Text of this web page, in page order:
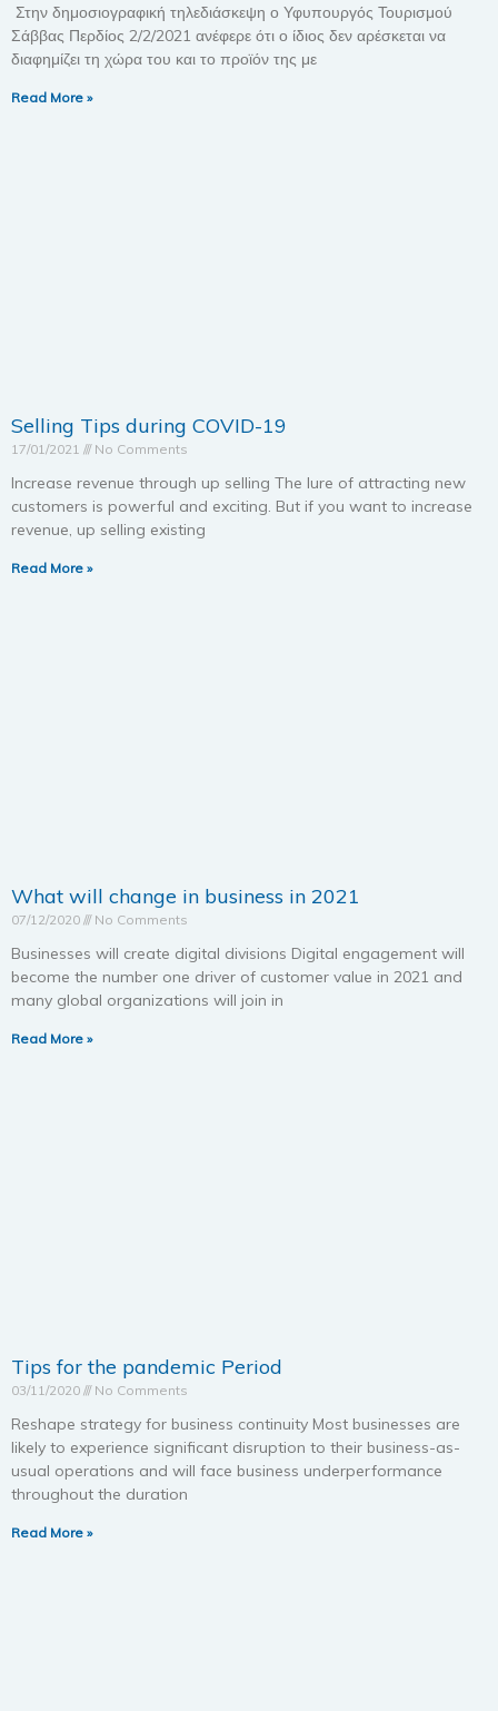
Στην δημοσιογραφική τηλεδιάσκεψη ο Υφυπουργός Τουρισμού
Σάββας Περδίος 2/2/2021 ανέφερε ότι ο ίδιος δεν αρέσκεται να
διαφημίζει τη χώρα του και το προϊόν της με
Read More »
Selling Tips during COVID-19
17/01/2021 No Comments
Increase revenue through up selling The lure of attracting new
customers is powerful and exciting. But if you want to increase
revenue, up selling existing
Read More »
What will change in business in 2021
07/12/2020 No Comments
Businesses will create digital divisions Digital engagement will
become the number one driver of customer value in 2021 and
many global organizations will join in
Read More »
Tips for the pandemic Period
03/11/2020 No Comments
Reshape strategy for business continuity Most businesses are
likely to experience significant disruption to their business-as-
usual operations and will face business underperformance
throughout the duration
Read More »